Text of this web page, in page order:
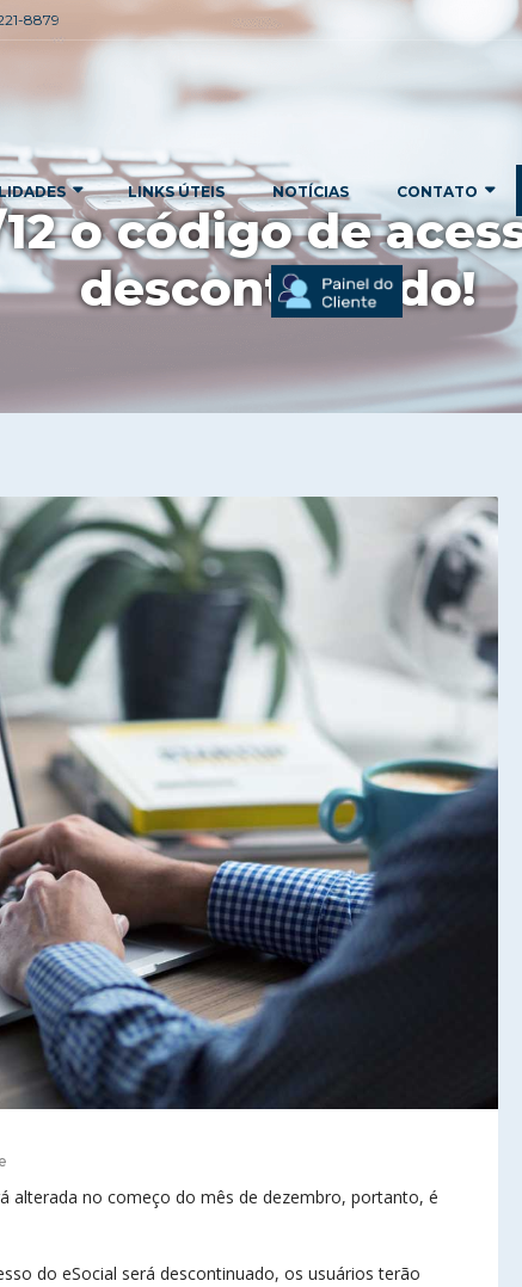
8879
LINKS ÚTEIS NOTÍCIAS CONTATO
o código de
descontinuado!
alterada no começo do mês de dezembro, portanto, é
do eSocial será descontinuado, os usuários terão